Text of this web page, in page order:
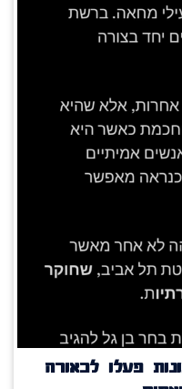
כ־150 חשבונות פעלו לכאורה